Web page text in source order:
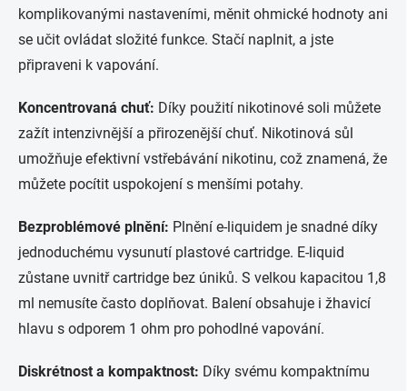
komplikovanými nastaveními, měnit ohmické hodnoty ani
se učit ovládat složité funkce. Stačí naplnit, a jste
připraveni k vapování.
Koncentrovaná chuť: Díky použití nikotinové soli můžete
zažít intenzivnější a přirozenější chuť. Nikotinová sůl
umožňuje efektivní vstřebávání nikotinu, což znamená, že
můžete pocítit uspokojení s menšími potahy.
Bezproblémové plnění: Plnění e-liquidem je snadné díky
jednoduchému vysunutí plastové cartridge. E-liquid
zůstane uvnitř cartridge bez úniků. S velkou kapacitou 1,8
ml nemusíte často doplňovat. Balení obsahuje i žhavicí
hlavu s odporem 1 ohm pro pohodlné vapování.
Diskrétnost a kompaktnost: Díky svému kompaktnímu